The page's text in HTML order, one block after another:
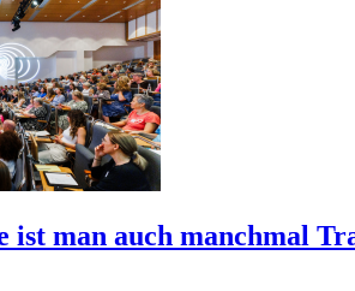
ist man auch manchmal